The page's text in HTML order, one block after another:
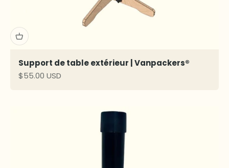
Support de table extérieur | Vanpackers®
Prix de vente
$55.00 USD